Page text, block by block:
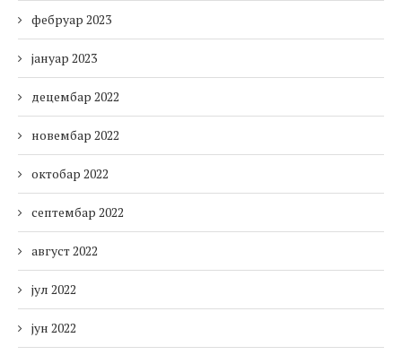
фебруар 2023
јануар 2023
децембар 2022
новембар 2022
октобар 2022
септембар 2022
август 2022
јул 2022
јун 2022